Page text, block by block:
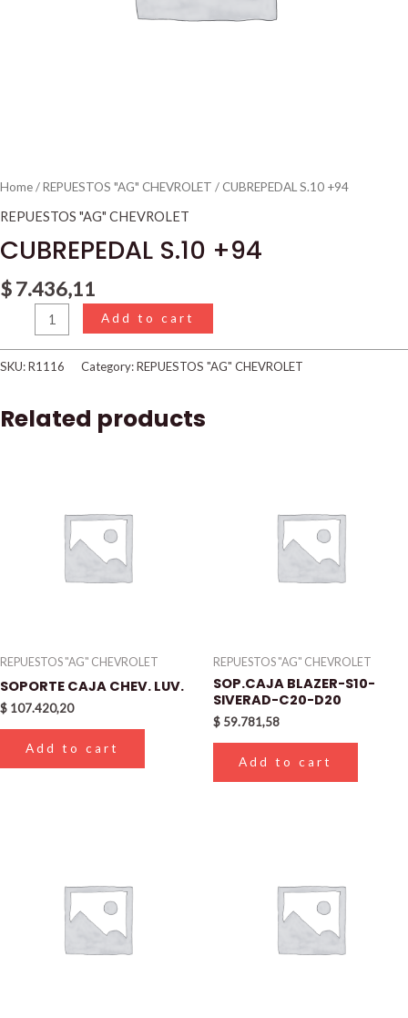
Home/REPUESTOS "AG" CHEVROLET / CUBREPEDAL S.10 +94
REPUESTOS "AG" CHEVROLET
CUBREPEDAL S.10 +94
$7.436,11
Add to cart
SKU:R1116 Category:REPUESTOS "AG" CHEVROLET
Related products
REPUESTOS "AG" CHEVROLET
SOPORTE CAJA CHEV. LUV.
$ 107.420,20
Add to cart
REPUESTOS "AG" CHEVROLET
SOP.CAJA BLAZER-S10-
SIVERAD-C20-D20
$ 59.781,58
Add to cart